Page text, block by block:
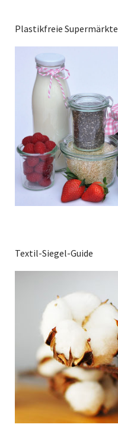
Plastikfreie Supermärkte
Textil-Siegel-Guide